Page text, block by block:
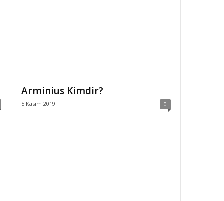
Arminius Kimdir?
5 Kasım 2019 0